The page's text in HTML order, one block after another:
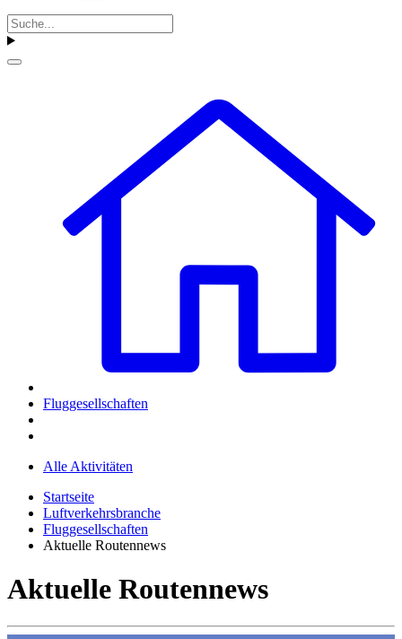
Fluggesellschaften
Alle Aktivitäten
Startseite
Luftverkehrsbranche
Fluggesellschaften
Aktuelle Routennews
Aktuelle Routennews